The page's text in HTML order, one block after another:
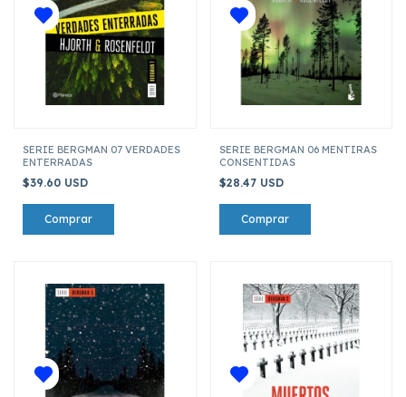
SERIE BERGMAN 07 VERDADES
ENTERRADAS
$39.60 USD
SERIE BERGMAN 06 MENTIRAS
CONSENTIDAS
$28.47 USD